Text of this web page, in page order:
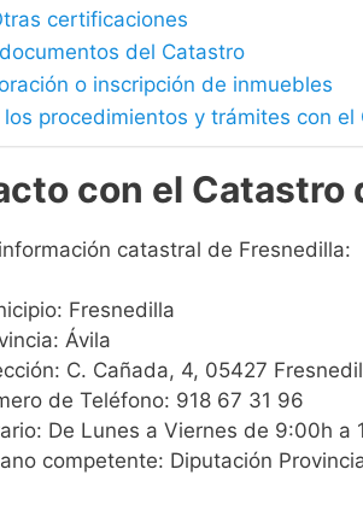
certificaciones
del Catastro
o inscripción de inmuebles
los procedimientos y trámites con
con el Catastro
catastral de Fresnedilla:
Fresnedilla
Ávila
C. Cañada, 4, 05427
de Teléfono: 918 67 31 96
De Lunes a Viernes de 9:00h a
competente: Diputación